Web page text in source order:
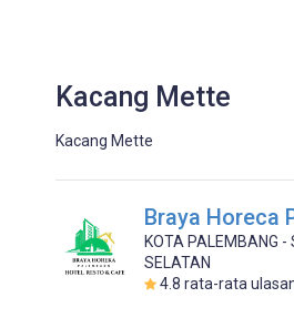
Kacang Mette
Kacang Mette
Braya Horeca
KOTA PALEMBANG -
SELATAN
4.8 rata-rata